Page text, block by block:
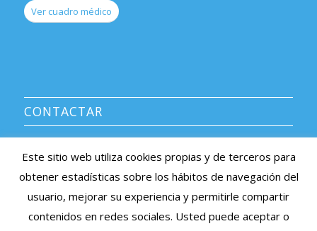
Ver cuadro médico
CONTACTAR
Información y citas: 91 639 08 38
e-mail: averroes@centromedicoaverroes.com
Listado de sociedades médicas asociadas >
Este sitio web utiliza cookies propias y de terceros para
obtener estadísticas sobre los hábitos de navegación del
usuario, mejorar su experiencia y permitirle compartir
contenidos en redes sociales. Usted puede aceptar o